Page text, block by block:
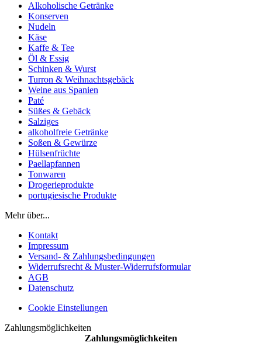
Alkoholische Getränke
Konserven
Nudeln
Käse
Kaffe & Tee
Öl & Essig
Schinken & Wurst
Turron & Weihnachtsgebäck
Weine aus Spanien
Paté
Süßes & Gebäck
Salziges
alkoholfreie Getränke
Soßen & Gewürze
Hülsenfrüchte
Paellapfannen
Tonwaren
Drogerieprodukte
portugiesische Produkte
Mehr über...
Kontakt
Impressum
Versand- & Zahlungsbedingungen
Widerrufsrecht & Muster-Widerrufsformular
AGB
Datenschutz
Cookie Einstellungen
Zahlungsmöglichkeiten
Zahlungsmöglichkeiten